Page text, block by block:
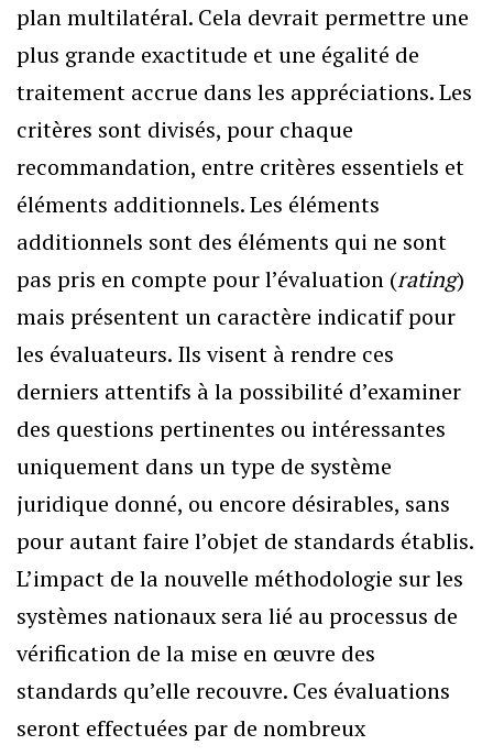
plan multilatéral. Cela devrait permettre une
plus grande exactitude et une égalité de
traitement accrue dans les appréciations. Les
critères sont divisés, pour chaque
recommandation, entre critères essentiels et
éléments additionnels. Les éléments
additionnels sont des éléments qui ne sont
pas pris en compte pour l’évaluation (rating)
mais présentent un caractère indicatif pour
les évaluateurs. Ils visent à rendre ces
derniers attentifs à la possibilité d’examiner
des questions pertinentes ou intéressantes
uniquement dans un type de système
juridique donné, ou encore désirables, sans
pour autant faire l’objet de standards établis.
L’impact de la nouvelle méthodologie sur les
systèmes nationaux sera lié au processus de
vérification de la mise en œuvre des
standards qu’elle recouvre. Ces évaluations
seront effectuées par de nombreux